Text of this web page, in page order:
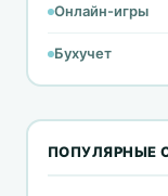
Онлайн-игры
Бухучет
ПОПУЛЯРНЫЕ